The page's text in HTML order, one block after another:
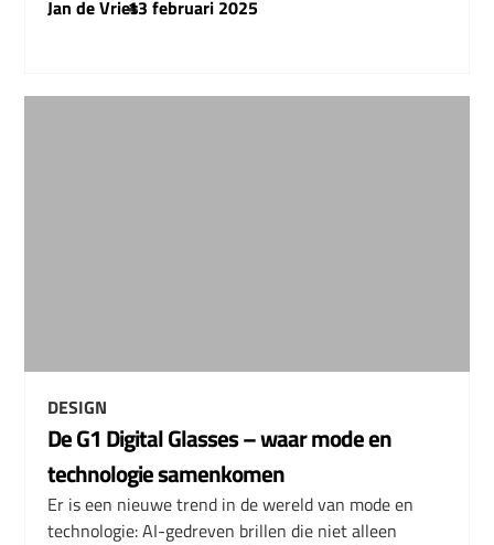
Jan de Vries
–
13 februari 2025
DESIGN
De G1 Digital Glasses – waar mode en
technologie samenkomen
Er is een nieuwe trend in de wereld van mode en
technologie: AI-gedreven brillen die niet alleen